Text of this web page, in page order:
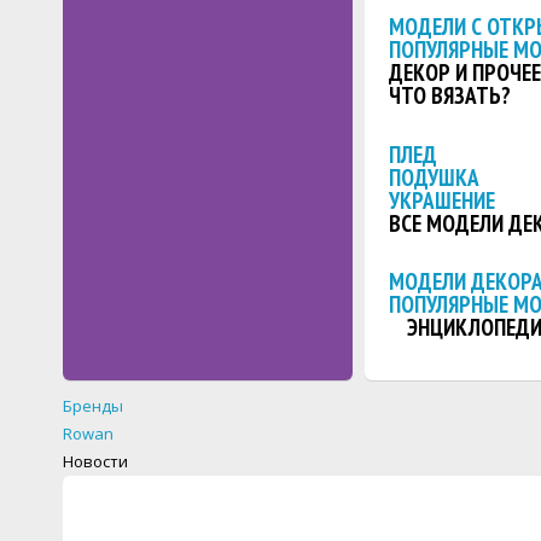
МОДЕЛИ С
ПОПУЛЯРНЫЕ
ДЕКОР И ПРОЧЕЕ
ЧТО ВЯЗАТЬ?
ПЛЕД
ПОДУШКА
УКРАШЕНИЕ
ВСЕ МОДЕЛИ
МОДЕЛИ
ПОПУЛЯРНЫЕ
Бренды
Rowan
Новости